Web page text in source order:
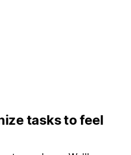
tasks to feel